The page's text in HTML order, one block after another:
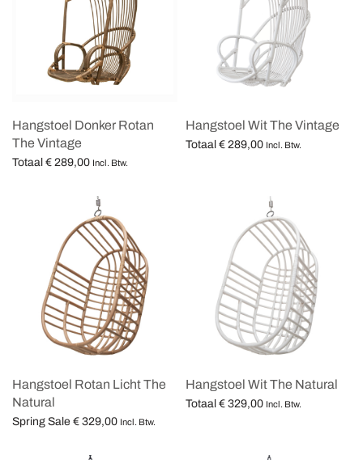
Hangstoel Donker Rotan
The Vintage
Totaal € 289,00 Incl. Btw.
Hangstoel Wit The Vintage
Totaal € 289,00 Incl. Btw.
Hangstoel Rotan Licht The
Natural
Spring Sale € 329,00 Incl. Btw.
Hangstoel Wit The Natural
Totaal € 329,00 Incl. Btw.